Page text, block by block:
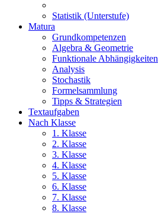
Statistik (Unterstufe)
Matura
Grundkompetenzen
Algebra & Geometrie
Funktionale Abhängigkeiten
Analysis
Stochastik
Formelsammlung
Tipps & Strategien
Textaufgaben
Nach Klasse
1. Klasse
2. Klasse
3. Klasse
4. Klasse
5. Klasse
6. Klasse
7. Klasse
8. Klasse